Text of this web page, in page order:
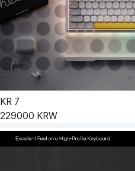
KR 7
229000 KRW